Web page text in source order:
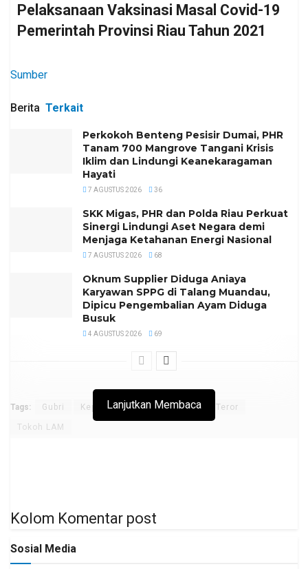
Pelaksanaan Vaksinasi Masal Covid-19
Pemerintah Provinsi Riau Tahun 2021
Sumber
Berita Terkait
Perkokoh Benteng Pesisir Dumai, PHR
Tanam 700 Mangrove Tangani Krisis
Iklim dan Lindungi Keanekaragaman
Hayati
7 AGUSTUS 2026 36
SKK Migas, PHR dan Polda Riau Perkuat
Sinergi Lindungi Aset Negara demi
Menjaga Ketahanan Energi Nasional
7 AGUSTUS 2026 68
Oknum Supplier Diduga Aniaya
Karyawan SPPG di Talang Muandau,
Dipicu Pengembalian Ayam Diduga
Busuk
4 AGUSTUS 2026 69
Lanjutkan Membaca
Tags: Gubri Kepala anjing Syamsuar Teror
Tokoh LAM
Kolom Komentar post
Sosial Media